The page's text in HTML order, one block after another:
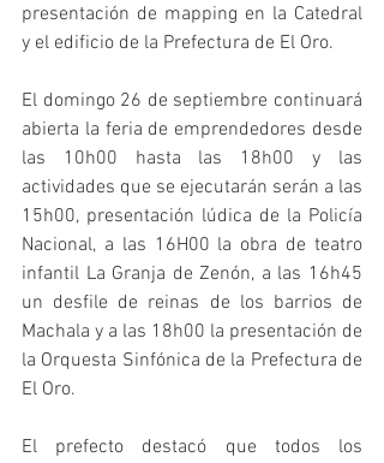
presentación de mapping en la Catedral
y el edificio de la Prefectura de El Oro.
El domingo 26 de septiembre continuará
abierta la feria de emprendedores desde
las 10h00 hasta las 18h00 y las
actividades que se ejecutarán serán a las
15h00, presentación lúdica de la Policía
Nacional, a las 16H00 la obra de teatro
infantil La Granja de Zenón, a las 16h45
un desfile de reinas de los barrios de
Machala y a las 18h00 la presentación de
la Orquesta Sinfónica de la Prefectura de
El Oro.
El prefecto destacó que todos los